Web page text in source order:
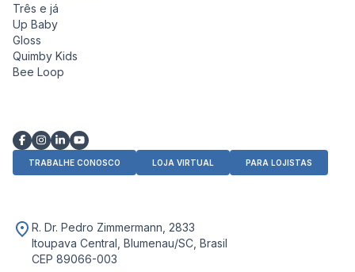
Três e já
Up Baby
Gloss
Quimby Kids
Bee Loop
TRABALHE CONOSCO LOJA VIRTUAL PARA LOJISTAS
R. Dr. Pedro Zimmermann, 2833
Itoupava Central, Blumenau/SC, Brasil
CEP 89066-003